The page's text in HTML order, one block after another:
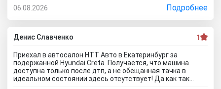
предложили подготовку провести тут в салоне. Для
клиента это важно, самому возиться не надо. Сделали
все быстро и поставили нормальную цену. Теперь буду
ждать , пока тачку продадут, не сомневаюсь , что быстро
справятся так как тут работают профессионалы.
06.08.2026 Подробнее
Денис Славченко 1
Приехал в автосалон НТТ Авто в Екатеринбург за
подержанной Hyundai Creta. Получается, что машина
доступна только после дтп, а не обещанная тачка в
идеальном состоянии здесь отсутствует! Да как так